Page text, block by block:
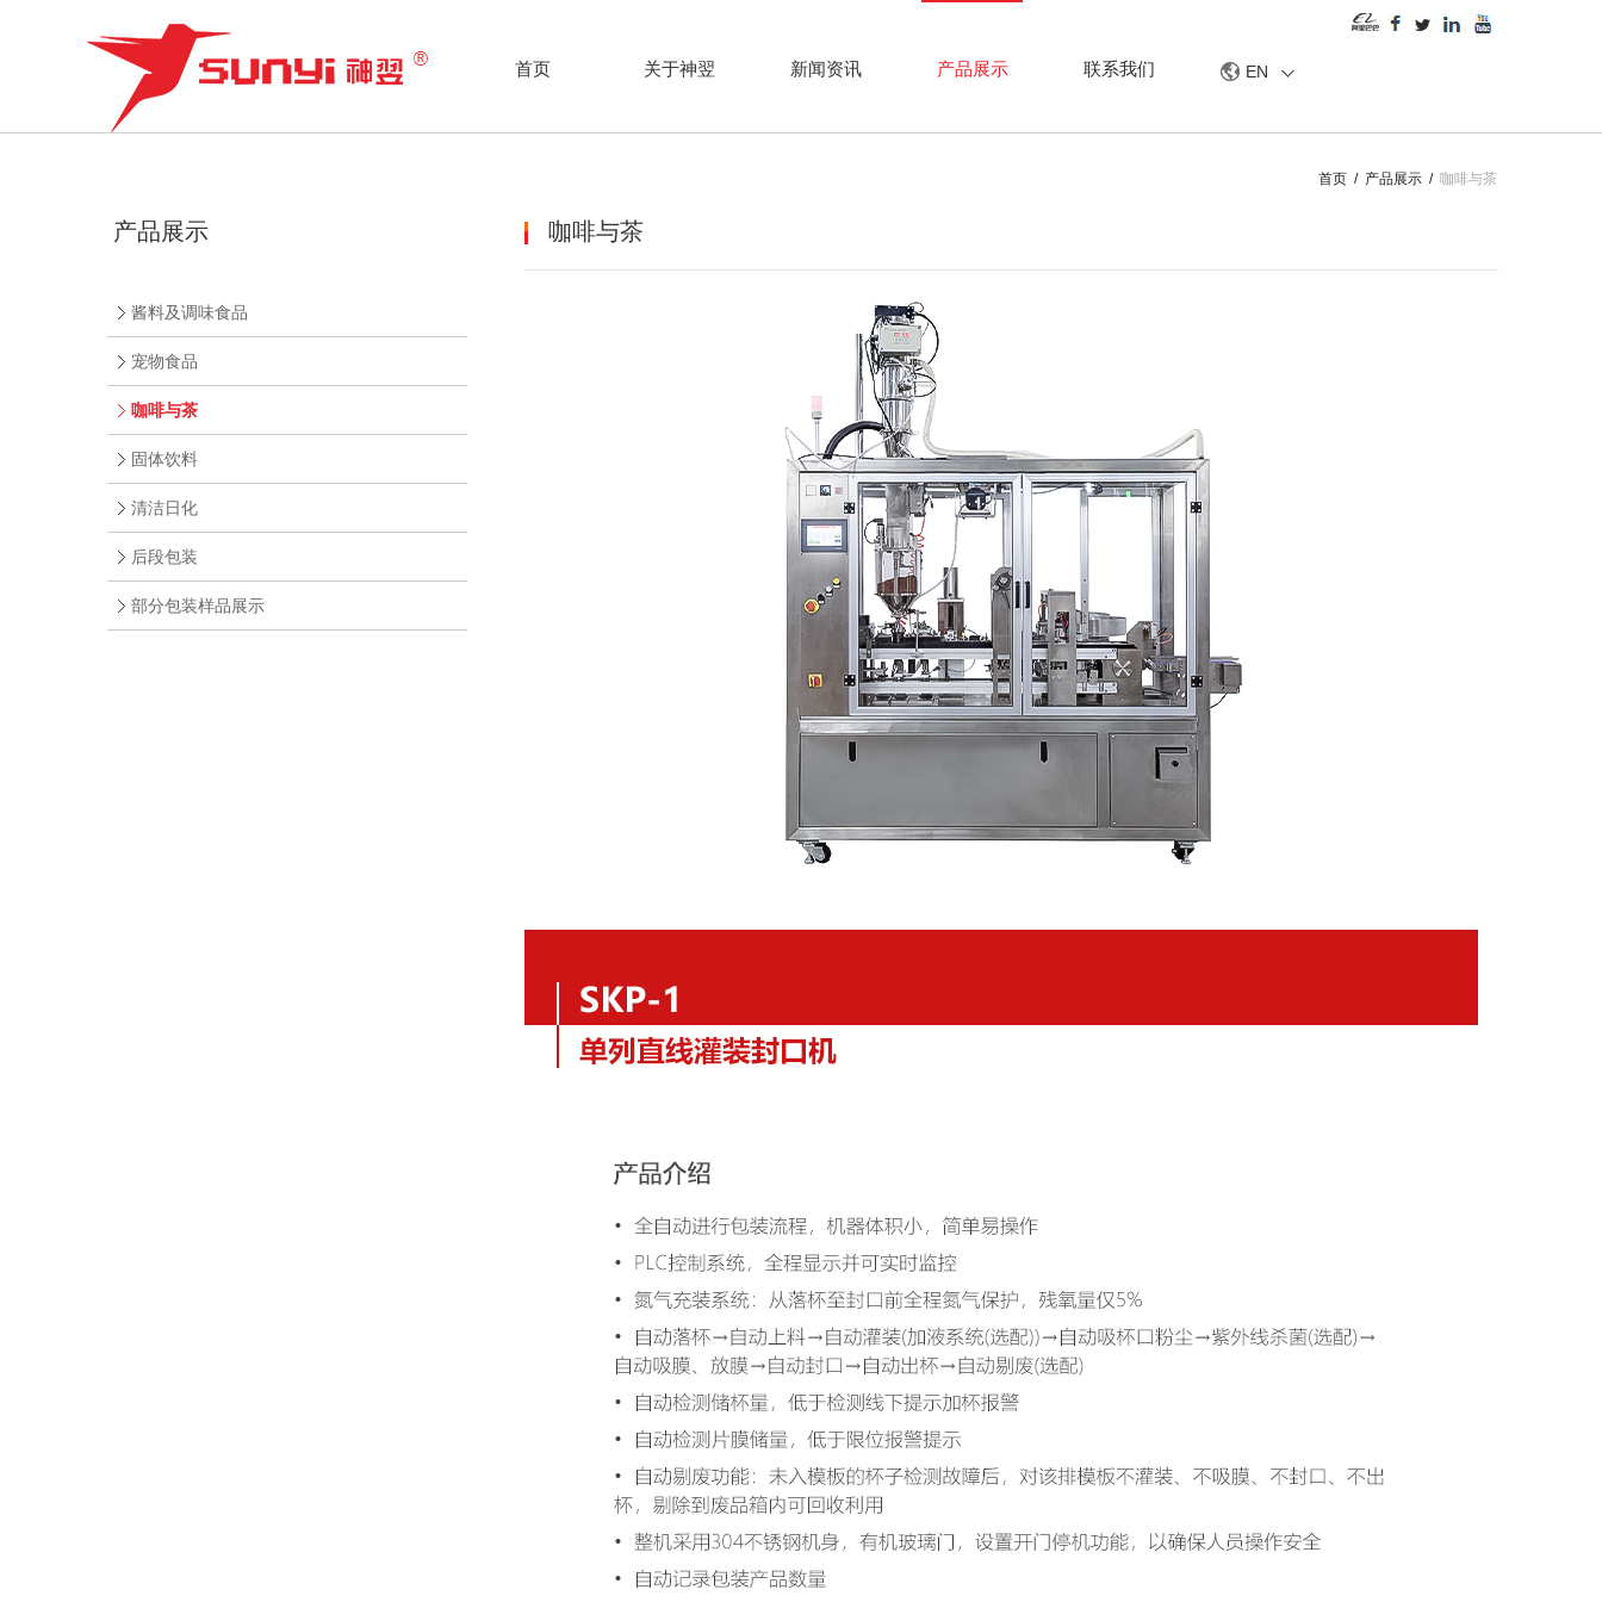
首页 关于神翌 新闻资讯 产品展示 联系我们 EN
首页 / 产品展示 / 咖啡与茶
产品展示
酱料及调味食品
宠物食品
咖啡与茶
固体饮料
清洁日化
后段包装
部分包装样品展示
咖啡与茶